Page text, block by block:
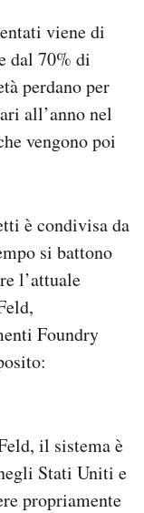
viene di
dal 70% di
perdano per
all’anno nel
vengono poi
è condivisa da
si battono
l’attuale
Foundry
il sistema è
Stati Uniti e
propriamente